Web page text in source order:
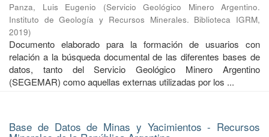
Panza, Luis Eugenio (Servicio Geológico Minero Argentino.
Instituto de Geología y Recursos Minerales. Biblioteca IGRM,
2019)
Documento elaborado para la formación de usuarios con
relación a la búsqueda documental de las diferentes bases de
datos, tanto del Servicio Geológico Minero Argentino
(SEGEMAR) como aquellas externas utilizadas por los ...
Base de Datos de Minas y Yacimientos - Recursos